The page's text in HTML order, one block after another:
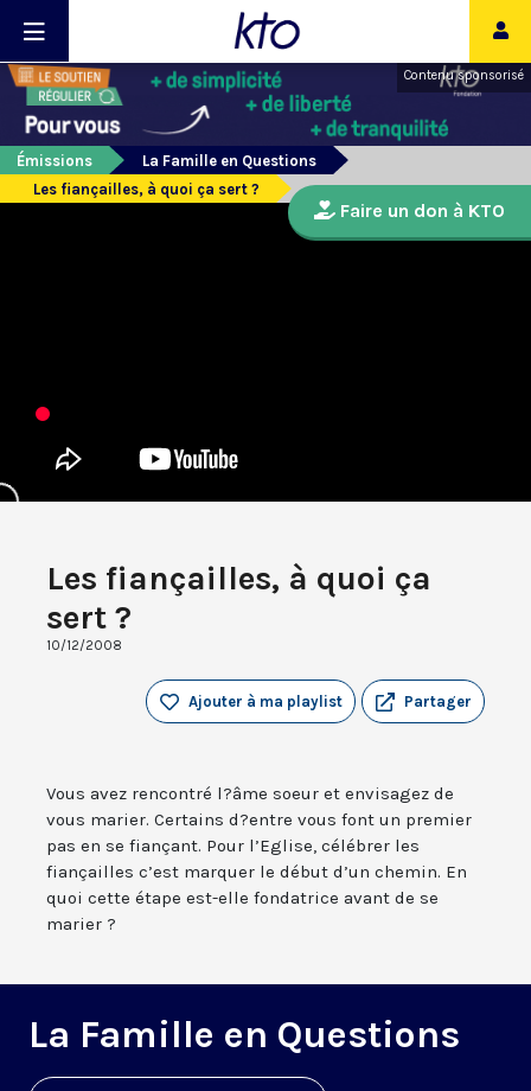
Contenu sponsorisé
Émissions
La Famille en Questions
Les fiançailles, à quoi ça sert ?
Les fiançailles, à quoi ça
sert ?
10/12/2008
Partager
Ajouter à ma playlist
Vous avez rencontré l?âme soeur et envisagez de
vous marier. Certains d?entre vous font un premier
pas en se fiançant. Pour l’Eglise, célébrer les
fiançailles c’est marquer le début d’un chemin. En
quoi cette étape est-elle fondatrice avant de se
marier ?
La Famille en Questions
Faire un don à KTO